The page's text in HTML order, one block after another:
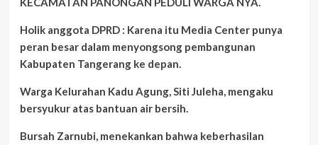
Holik anggota DPRD : Karena itu Media Center punya
peran besar dalam menyongsong pembangunan
Kabupaten Tangerang ke depan.
Warga Kelurahan Kadu Agung, Siti Juleha, mengaku
bersyukur atas bantuan air bersih.
Bursah Zarnubi, menekankan bahwa keberhasilan